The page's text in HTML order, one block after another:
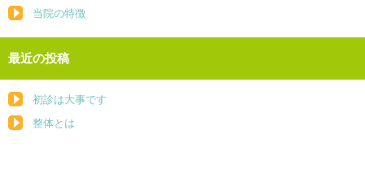
当院の特徴
最近の投稿
初診は大事です
整体とは